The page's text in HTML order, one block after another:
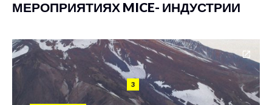
МЕРОПРИЯТИЯХ MICE- ИНДУСТРИИ
3